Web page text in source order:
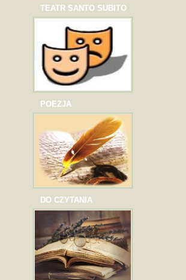
TEATR SANTO SUBITO
POEZJA
DO CZYTANIA